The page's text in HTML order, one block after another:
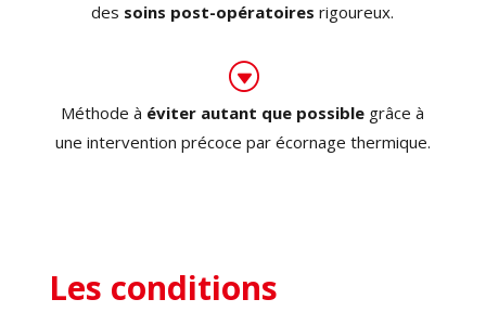
des soins post-opératoires rigoureux.
G
Méthode à éviter autant que possible grâce à
une intervention précoce par écornage thermique.
Les conditions